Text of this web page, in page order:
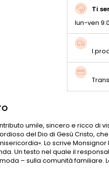
Ti
lun-ven
I
umile, sincero e ricco di
del Dio di Gesù Cristo,
Lo scrive
Un testo nel quale il
– sulla comunità familiare.